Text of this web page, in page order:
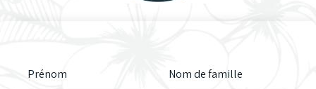
Prénom Nom de famille